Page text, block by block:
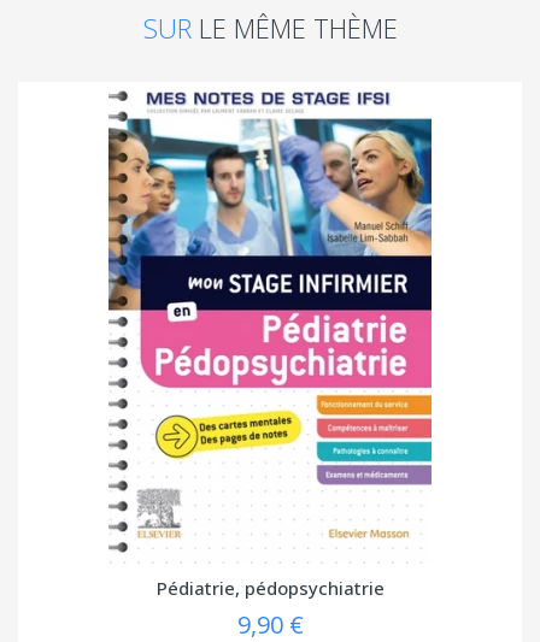
SUR LE MÊME THÈME
Pédiatrie, pédopsychiatrie
9,90 €